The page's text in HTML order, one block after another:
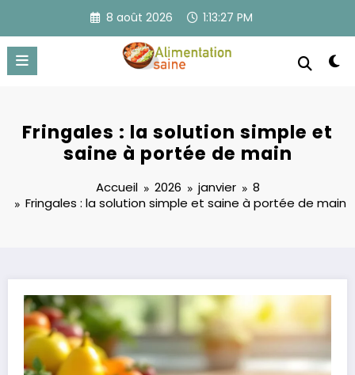
contenu
8 août 2026 1:13:28 PM
Fringales : la solution simple et
saine à portée de main
Accueil 2026 janvier
8
Fringales : la solution simple et saine à portée de main